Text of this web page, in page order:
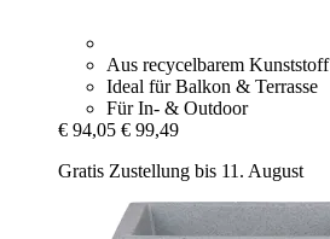
Aus recycelbarem Kunststoff
Ideal für Balkon & Terrasse
Für In- & Outdoor
€ 94,05 € 99,49
Gratis Zustellung bis 11. August